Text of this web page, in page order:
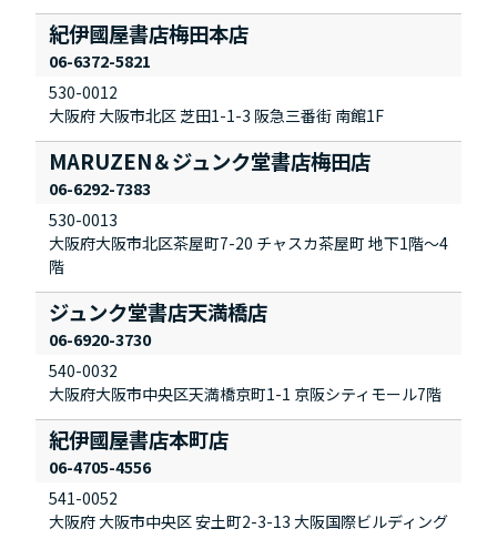
紀伊國屋書店梅田本店
530-0012
大阪府 大阪市北区 芝田1-1-3 阪急三番街 南館1F
06-6372-5821
MARUZEN＆ジュンク堂書店梅田店
530-0013
大阪府大阪市北区茶屋町7-20 チャスカ茶屋町 地下1階～4
階
06-6292-7383
ジュンク堂書店天満橋店
540-0032
大阪府大阪市中央区天満橋京町1-1 京阪シティモール7階
06-6920-3730
紀伊國屋書店本町店
541-0052
大阪府 大阪市中央区 安土町2-3-13 大阪国際ビルディング
06-4705-4556